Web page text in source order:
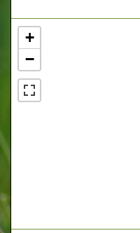
+
−